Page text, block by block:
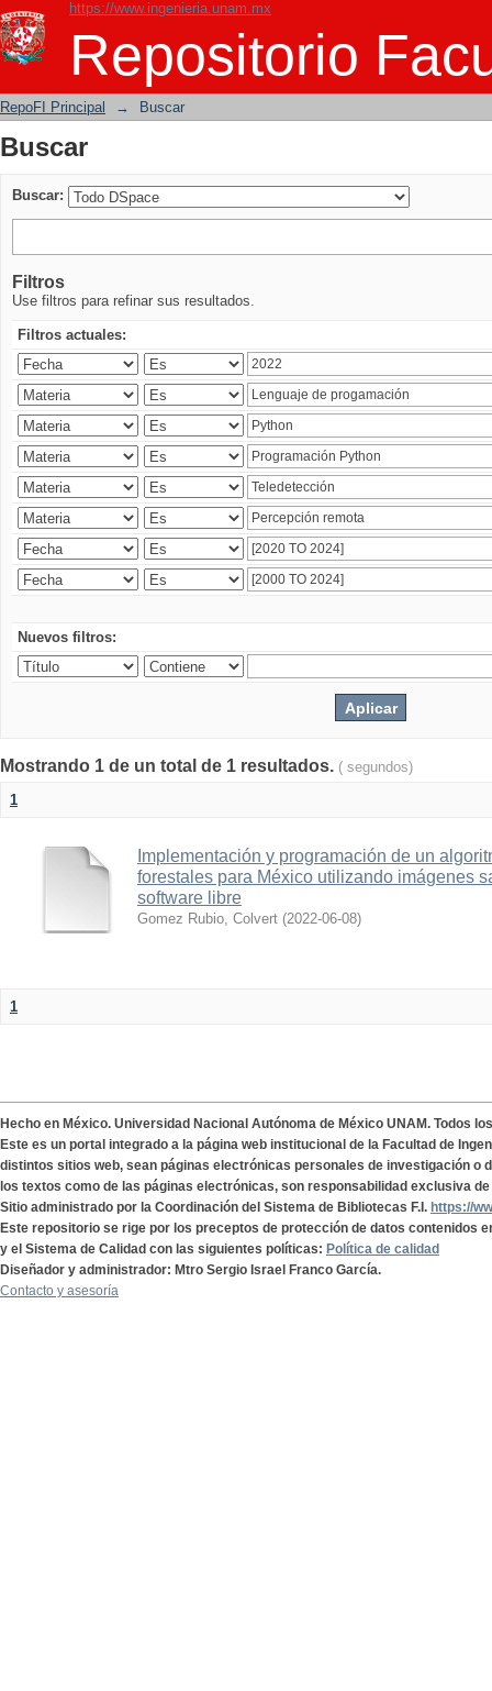
https://www.ingenieria.unam.mx
Repositorio
Buscar
RepoFI Principal → Buscar
Buscar
Buscar:
Filtros
Use filtros para refinar sus resultados.
Filtros actuales:
Nuevos filtros:
Mostrando 1 de un total de 1 resultados. ( segundos)
1
Implementación y programación de un
forestales para México utilizando imágenes
software libre
Gomez Rubio, Colvert (2022-06-08)
1
Hecho en México. Universidad Nacional Autónoma de México UNAM. Todos
Este es un portal integrado a la página web institucional de la Facultad de
distintos sitios web, sean páginas electrónicas personales de investigación o
los textos como de las páginas electrónicas, son responsabilidad exclusiva
Sitio administrado por la Coordinación del Sistema de Bibliotecas F.I. https://
Este repositorio se rige por los preceptos de protección de datos contenidos
y el Sistema de Calidad con las siguientes políticas: Política de calidad
Diseñador y administrador: Mtro Sergio Israel Franco García.
Contacto y asesoría